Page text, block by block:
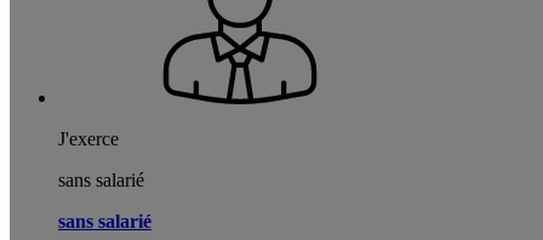
J'exerce
sans salarié
sans salarié